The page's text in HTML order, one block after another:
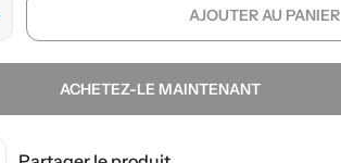
AJOUTER AU PANIER
ACHETEZ-LE MAINTENANT